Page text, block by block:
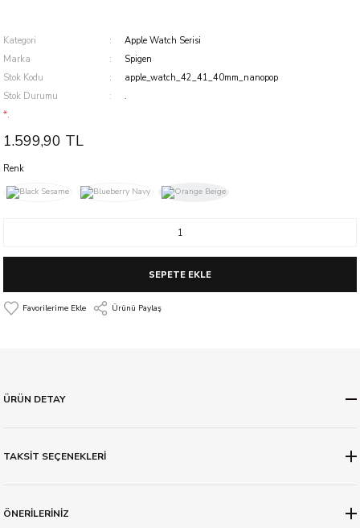
Kategori
Apple Watch Serisi
Marka
Spigen
Stok Kodu
apple_watch_42_41_40mm_nanopop
Stok Durumu
.
*.
1.599,90 TL
Renk
SEPETE EKLE
Ürünü Paylaş
ÜRÜN DETAY
TAKSİT SEÇENEKLERİ
ÖNERİLERİNİZ